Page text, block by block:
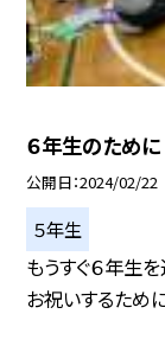
６年生のために
公開日 2024/02/22
５年生
もうすぐ６年生
お祝いするため